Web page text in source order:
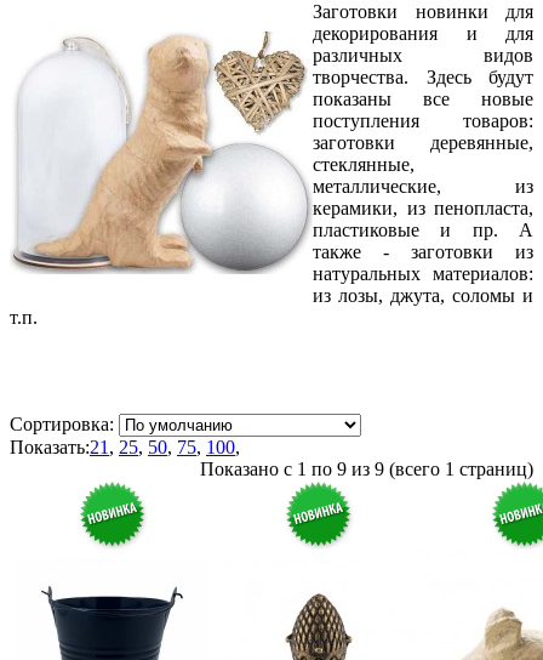
Заготовки новинки для
декорирования и для
различных видов
творчества. Здесь будут
показаны все новые
поступления товаров:
заготовки деревянные,
стеклянные,
металлические, из
керамики, из пенопласта,
пластиковые и пр. А
также - заготовки из
натуральных материалов:
из лозы, джута, соломы и
т.п.
Сортировка:
Показать:21, 25, 50, 75, 100,
Показано с 1 по 9 из 9 (всего 1 страниц)